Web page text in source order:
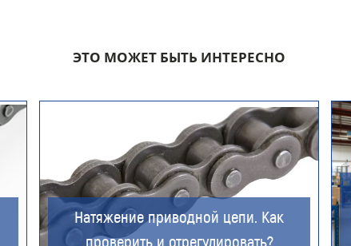
ЭТО МОЖЕТ БЫТЬ ИНТЕРЕСНО
Натяжение приводной цепи. Как
проверить и отрегулировать?
Номер телефона для связи (обязательно)